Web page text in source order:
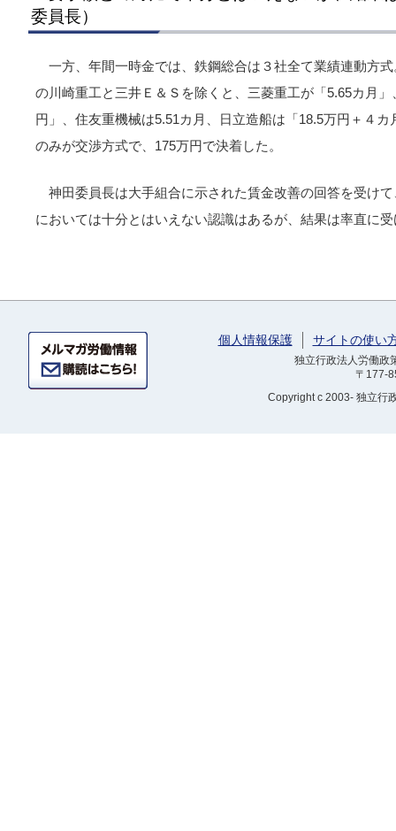
委員長）
一方、年間一時金では、鉄鋼総合は３社全て業績連動方
の川崎重工と三井Ｅ＆Ｓを除くと、三菱重工が「5.65カ月
円」、住友重機械は5.51カ月、日立造船は「18.5万円＋４
のみが交渉方式で、175万円で決着した。
神田委員長は大手組合に示された賃金改善の回答を受け
においては十分とはいえない認識はあるが、結果は率直に
個人情報保護 サイトの使い
独立行政法人労働
〒177-
Copyright c 2003- 独立行